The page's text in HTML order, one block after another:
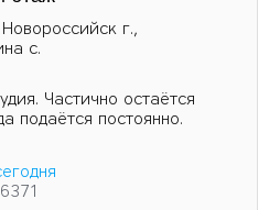
г.,
с.
Частично остаётся
подаётся постоянно.